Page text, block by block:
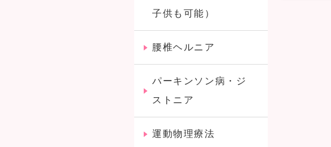
子供も可能）
腰椎ヘルニア
パーキンソン病・ジ
ストニア
運動物理療法